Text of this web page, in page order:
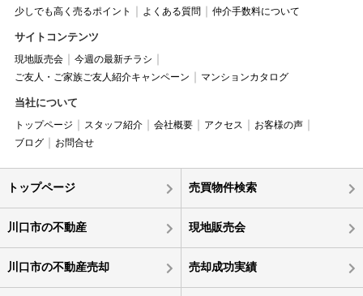
少しでも高く売るポイント
よくある質問 仲介手数料について
サイトコンテンツ
現地販売会
今週の最新チラシ
ご友人・ご家族ご友人紹介キャンペーン
マンションカタログ
当社について
トップページ スタッフ紹介 会社概要 アクセス
お客様の声
ブログ
お問合せ
トップページ 売買物件検索
川口市の不動産 現地販売会
川口市の不動産売却 売却成功実績